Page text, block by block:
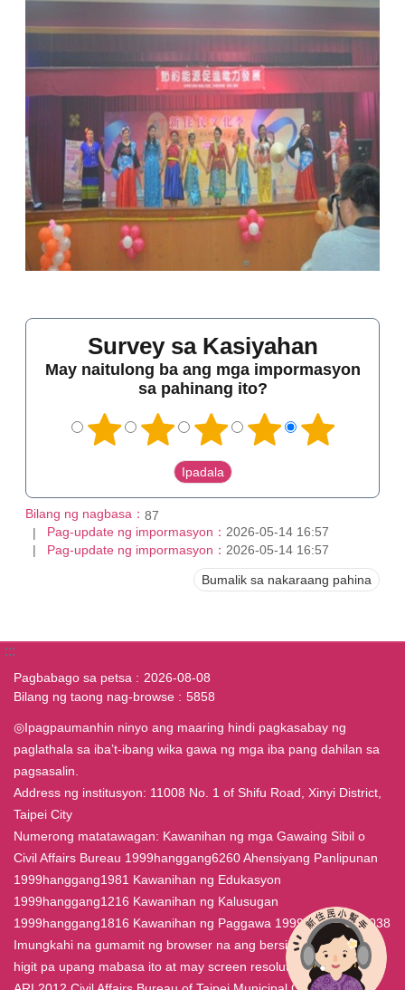
Survey sa Kasiyahan
May naitulong ba ang mga impormasyon
sa pahinang ito?
Bilang ng nagbasa： 87
Pag-update ng impormasyon： 2026-05-14 16:57
Pag-update ng impormasyon： 2026-05-14 16:57
Bumalik sa nakaraang pahina
:::
Pagbabago sa petsa
2026-08-08
Bilang ng taong nag-browse
5858
◎Ipagpaumanhin ninyo ang maaring hindi pagkasabay ng
paglathala sa iba’t-ibang wika gawa ng mga iba pang dahilan sa
pagsasalin.
Address ng institusyon: 11008 No. 1 of Shifu Road, Xinyi District,
Taipei City
Numerong matatawagan: Kawanihan ng mga Gawaing Sibil o
Civil Affairs Bureau 1999hanggang6260 Ahensiyang Panlipunan
1999hanggang1981 Kawanihan ng Edukasyon
1999hanggang1216 Kawanihan ng Kalusugan
1999hanggang1816 Kawanihan ng Paggawa 1999hanggang7038
Imungkahi na gumamit ng browser na ang bersiyon ay IE4.0 o
higit pa upang mabasa ito at may screen resolution na 800x600.